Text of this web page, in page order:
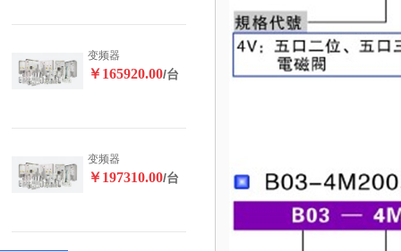
变频器
￥165920.00/台
变频器
￥197310.00/台